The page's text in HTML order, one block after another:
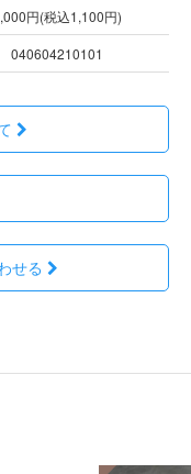
円(税込1,100円)
040604210101
せる